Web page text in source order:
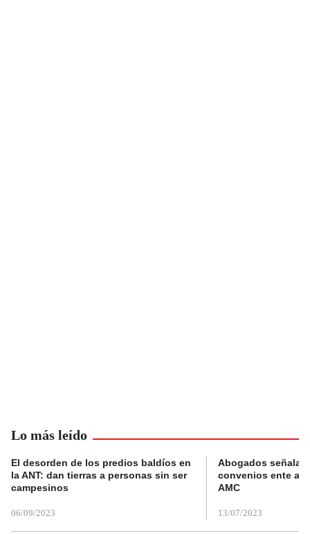
Lo más leído
El desorden de los predios baldíos en
la ANT: dan tierras a personas sin ser
campesinos
06/09/2023
Abogados
convenios ente
AMC
13/07/2023